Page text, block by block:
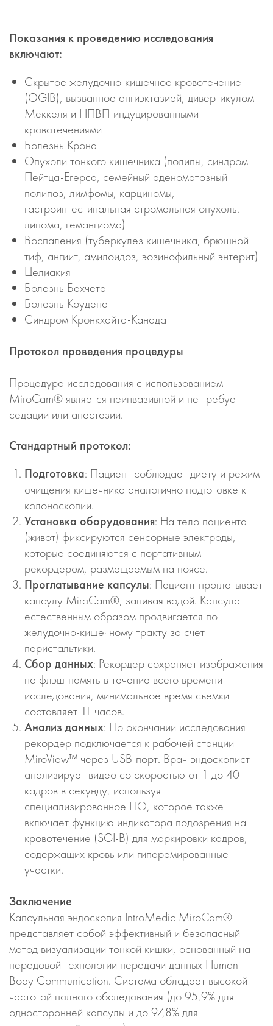
Показания к проведению исследования
включают:
Скрытое желудочно-кишечное кровотечение
(OGIB), вызванное ангиэктазией, дивертикулом
Меккеля и НПВП-индуцированными
кровотечениями
Болезнь Крона
Опухоли тонкого кишечника (полипы, синдром
Пейтца-Егерса, семейный аденоматозный
полипоз, лимфомы, карциномы,
гастроинтестинальная стромальная опухоль,
липома, гемангиома)
Воспаления (туберкулез кишечника, брюшной
тиф, ангиит, амилоидоз, эозинофильный энтерит)
Целиакия
Болезнь Бехчета
Болезнь Коудена
Синдром Кронкхайта-Канада
Протокол проведения процедуры
Процедура исследования с использованием
MiroCam® является неинвазивной и не требует
седации или анестезии.
Стандартный протокол:
Подготовка: Пациент соблюдает диету и режим
очищения кишечника аналогично подготовке к
колоноскопии.
Установка оборудования: На тело пациента
(живот) фиксируются сенсорные электроды,
которые соединяются с портативным
рекордером, размещаемым на поясе.
Проглатывание капсулы: Пациент проглатывает
капсулу MiroCam®, запивая водой. Капсула
естественным образом продвигается по
желудочно-кишечному тракту за счет
перистальтики.
Сбор данных: Рекордер сохраняет изображения
на флэш-память в течение всего времени
исследования, минимальное время съемки
составляет 11 часов.
Анализ данных: По окончании исследования
рекордер подключается к рабочей станции
MiroView™ через USB-порт. Врач-эндоскопист
анализирует видео со скоростью от 1 до 40
кадров в секунду, используя
специализированное ПО, которое также
включает функцию индикатора подозрения на
кровотечение (SGI-B) для маркировки кадров,
содержащих кровь или гиперемированные
участки.
Заключение
Капсульная эндоскопия IntroMedic MiroCam®
представляет собой эффективный и безопасный
метод визуализации тонкой кишки, основанный на
передовой технологии передачи данных Human
Body Communication. Система обладает высокой
частотой полного обследования (до 95,9% для
односторонней капсулы и до 97,8% для